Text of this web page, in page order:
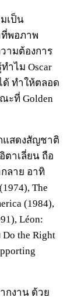
เป็น
ที่พอภาพ
ามต้องการ
ำไม Oscar
ด้ ทำให้ตลอด
ะที่ Golden
แสดงสัญชาติ
ตาเลี่ยน ถือ
ลาย อาทิ
The
(1984),
Léon:
the Right
กงาน ด้วย